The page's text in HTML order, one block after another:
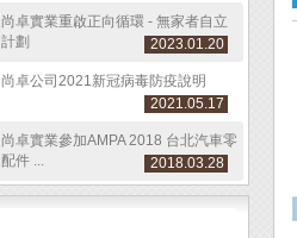
尚卓實業重啟正向循環 - 無家者自立
計劃
2023.01.20
尚卓公司2021新冠病毒防疫說明
2021.05.17
尚卓實業參加AMPA 2018 台北汽車零
配件 ...
2018.03.28